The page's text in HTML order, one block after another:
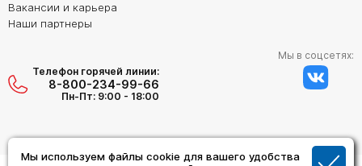
Мы используем файлы cookie для вашего удобства
Вакансии и карьера
Наши партнеры
Телефон горячей линии:
8-800-234-99-66
Пн-Пт: 9:00 - 18:00
Мы в соцсетях: